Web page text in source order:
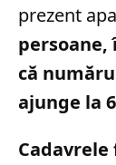
prezent
că
ajunge la